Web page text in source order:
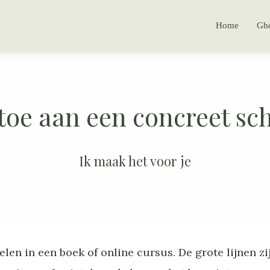
Home
aan een concreet
Ik maak het voor je
in een boek of online cursus. De grote lijnen